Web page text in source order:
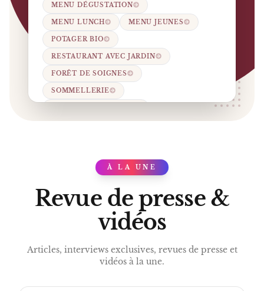
MENU DÉGUSTATION
MENU LUNCH MENU JEUNES
POTAGER BIO
RESTAURANT AVEC JARDIN
FORÊT DE SOIGNES
SOMMELLERIE
RESTAURANT GASTRONOMIQUE
BRUXELLES
PRESS
À LA UNE
Revue de presse &
vidéos
Articles, interviews exclusives, revues de presse et
vidéos à la une.